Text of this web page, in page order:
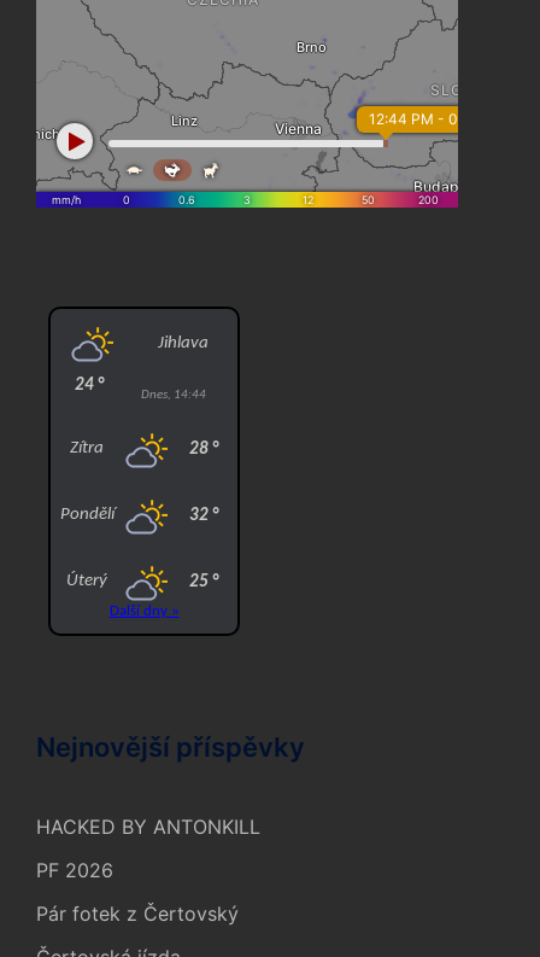
Nejnovější příspěvky
HACKED BY ANTONKILL
PF 2026
Pár fotek z Čertovský